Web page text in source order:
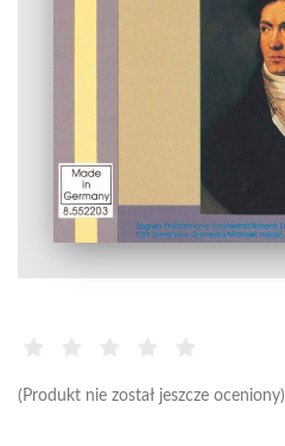
(Produkt nie został jeszcze oceniony)